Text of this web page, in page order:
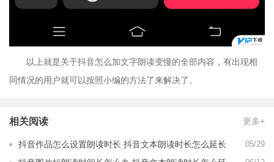
以上就是关于抖音怎么加文字朗读变慢的全部内容，有出现相
同情况的用户就可以按照小编的方法了来解决了。
相关阅读 更多+
抖音作品怎么设置朗读时长 抖音文本朗读时长怎么延长 05/29